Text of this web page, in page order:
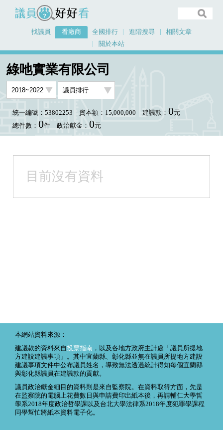
議員好好看
找議員 看廠商 全國排行 進階搜尋
相關文章
關於本站
綠吔實業有限公司
統一編號：53802253 資本額：15,000,000 建議款： 0元
總件數： 0件 政治獻金： 0元
目前沒有資料
本網站資料來源：
建議款的資料來自投票指南 ，以及各地方政府主計處「議員所提地
方建設建議事項」。其中宜蘭縣、彰化縣並無在議員所提地方建設
建議事項文件中公布議員姓名，導致無法透過統計得知每個宜蘭縣
與彰化縣議員在建議款的貢獻。
議員政治獻金細目的資料則是來自監察院。在資料取得方面，先是
在監察院的電腦上花費數日與申請費印出紙本後，再請輔仁大學哲
學系2018年度政治哲學課以及台北大學法律系2018年度犯罪學課程
同學幫忙將紙本資料電子化。